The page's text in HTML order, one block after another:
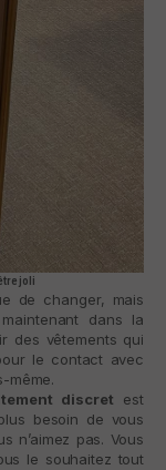
joli
de changer, mais
dans la
des vêtements qui
le contact avec
même.
discret est
besoin de vous
n’aimez pas. Vous
le souhaitez tout